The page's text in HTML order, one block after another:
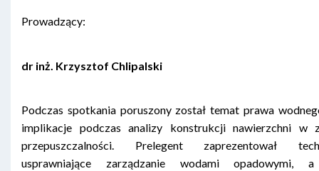
Prowadzący:
dr inż. Krzysztof Chlipalski
Podczas spotkania poruszony został temat prawa
implikacje podczas analizy konstrukcji nawierzchni w
przepuszczalności. Prelegent zaprezentował
usprawniające zarządzanie wodami opadowymi,